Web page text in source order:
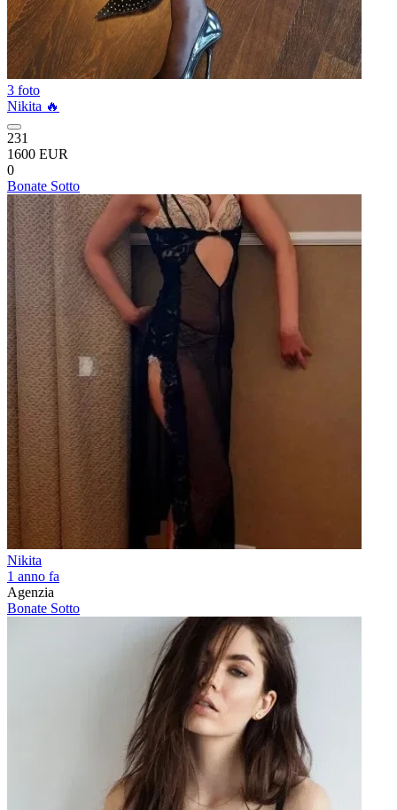
3 foto
Nikita 🔥
231
1600 EUR
0
Bonate Sotto
Nikita
1 anno fa
Agenzia
Bonate Sotto